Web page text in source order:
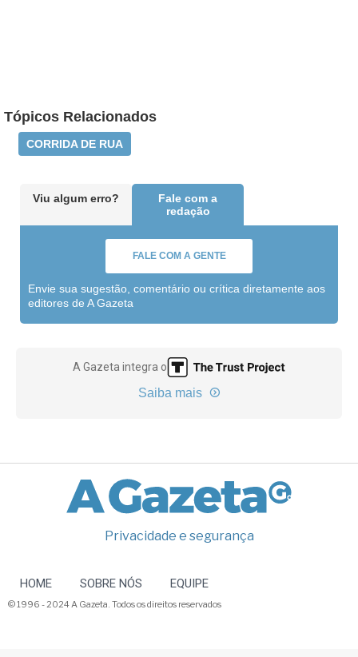
Tópicos Relacionados
CORRIDA DE RUA
Viu algum erro?
Fale com a
redação
FALE COM A GENTE
Envie sua sugestão, comentário ou crítica diretamente aos
editores de A Gazeta
A Gazeta integra o
Saiba mais
Privacidade e segurança
HOME SOBRE NÓS EQUIPE
© 1996 - 2024 A Gazeta. Todos os direitos reservados